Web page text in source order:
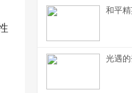
和平
光遇